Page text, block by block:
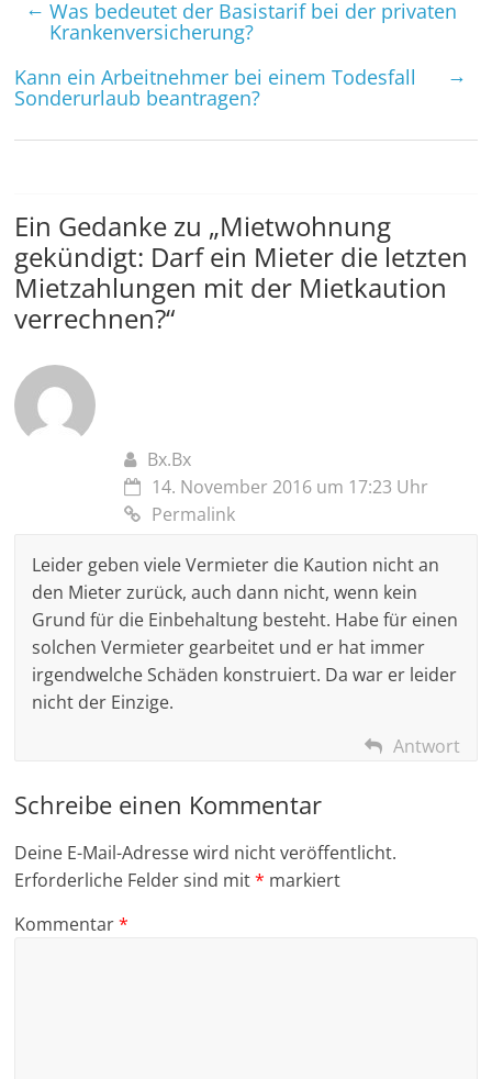
← Was bedeutet der Basistarif bei der privaten
Kranken­versicherung?
Kann ein Arbeit­nehmer bei einem Todesfall
Sonder­urlaub beantragen?
→
Ein Gedanke zu „Mietwohnung
gekündigt: Darf ein Mieter die letzten
Miet­zahlungen mit der Mietkaution
verrechnen?“
Bx.Bx
14. November 2016 um 17:23 Uhr
Permalink
Leider geben viele Vermieter die Kaution nicht an
den Mieter zurück, auch dann nicht, wenn kein
Grund für die Einbehaltung besteht. Habe für einen
solchen Vermieter gearbeitet und er hat immer
irgendwelche Schäden konstruiert. Da war er leider
nicht der Einzige.
Antwort
Schreibe einen Kommentar
Deine E-Mail-Adresse wird nicht veröffentlicht.
Erforderliche Felder sind mit* markiert
Kommentar*